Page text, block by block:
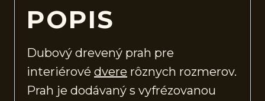
POPIS
Dubový drevený prah pre
interiérové dvere rôznych rozmerov.
Prah je dodávaný s vyfrézovanou